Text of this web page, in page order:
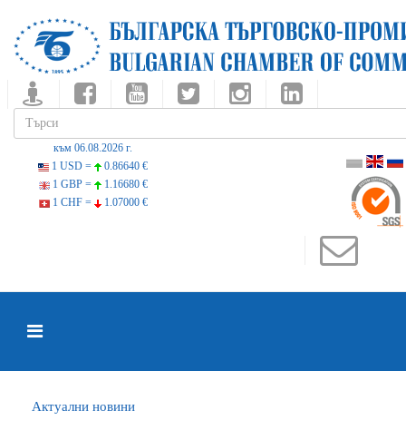
към 06.08.2026 г.
1 USD =
0.86640 €
1 GBP =
1.16680 €
1 CHF =
1.07000 €
Актуални новини